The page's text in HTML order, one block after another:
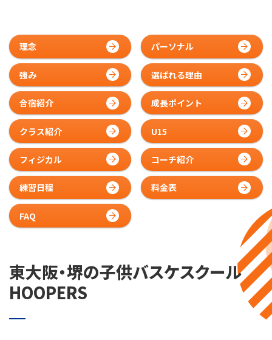
堺店 TEL.072-249-8382
コート利用予約
理念 パーソナル
強み 選ばれる理由
合宿紹介 成長ポイント
クラス紹介 U15
フィジカル コーチ紹介
練習日程 料金表
FAQ
東大阪・堺の子供バスケスクール
HOOPERS